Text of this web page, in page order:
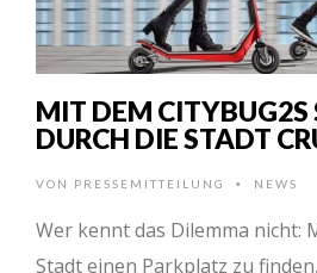
MIT DEM CITYBUG2S
DURCH DIE STADT
VON PRESSEMITTEILUNG • NEWS
Wer kennt das Dilemma nicht:
Stadt einen Parkplatz zu